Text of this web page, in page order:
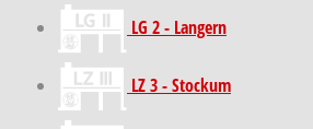
LG 2 - Langern
LZ 3 - Stockum